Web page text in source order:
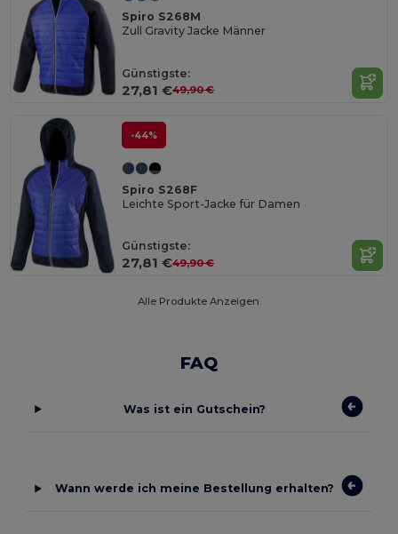
Spiro S268M
Zull Gravity Jacke Männer
Günstigste:
27,81 €49,90 €
-44%
Spiro S268F
Leichte Sport-Jacke für Damen
Günstigste:
27,81 €49,90 €
Alle Produkte Anzeigen.
FAQ
Was ist ein Gutschein?
Wann werde ich meine Bestellung erhalten?